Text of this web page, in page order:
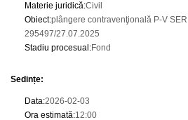
Materie juridică:Civil
Obiect:plângere contravenţională P-V
295497/27.07.2025
Stadiu procesual :Fond
Sedințe:
Data:2026-02-03
Ora estimată:12:00